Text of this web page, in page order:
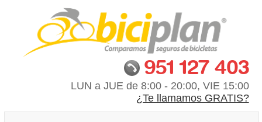
951 127 403
LUN a JUE de 8:00 - 20:00, VIE 15:00
¿Te llamamos GRATIS?